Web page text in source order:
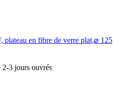
plateau en fibre de verre plat,⌀ 125
3 jours ouvrés